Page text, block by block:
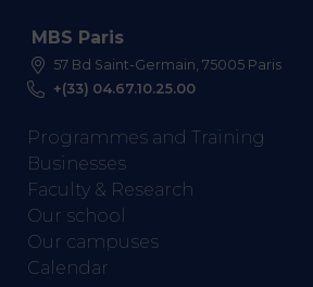
MBS Paris
57 Bd Saint-Germain, 75005 Paris
+(33) 04.67.10.25.00
Programmes and Training
Businesses
Faculty & Research
Our school
Our campuses
Calendar